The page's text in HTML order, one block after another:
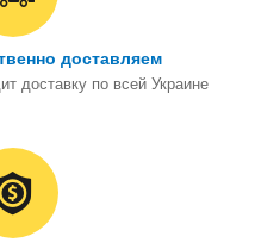
доставляем
доставку по всей Украине